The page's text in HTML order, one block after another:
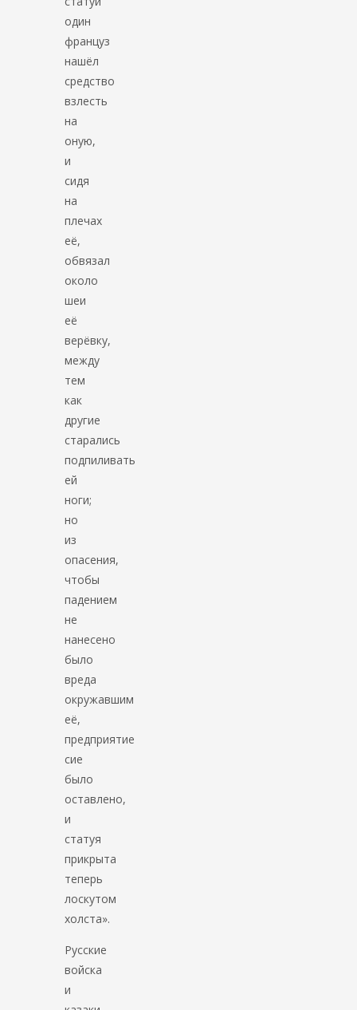
один
француз
нашёл
средство
взлесть
на
оную,
и
сидя
на
плечах
её,
обвязал
около
шеи
её
верёвку,
между
тем
как
другие
старались
подпиливать
ей
ноги;
но
из
опасения,
чтобы
падением
не
нанесено
было
вреда
окружавшим
её,
предприятие
сие
было
оставлено,
и
статуя
прикрыта
теперь
лоскутом
холста».
Русские
войска
и